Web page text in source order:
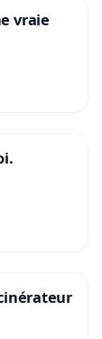
vraie